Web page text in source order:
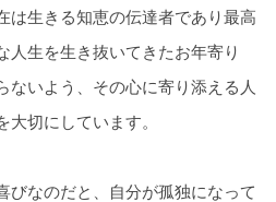
は生きる知恵の伝達者であり最高
人生を生き抜いてきたお年寄り
ないよう、その心に寄り添える人
切にしています。
びなのだと、自分が孤独になって